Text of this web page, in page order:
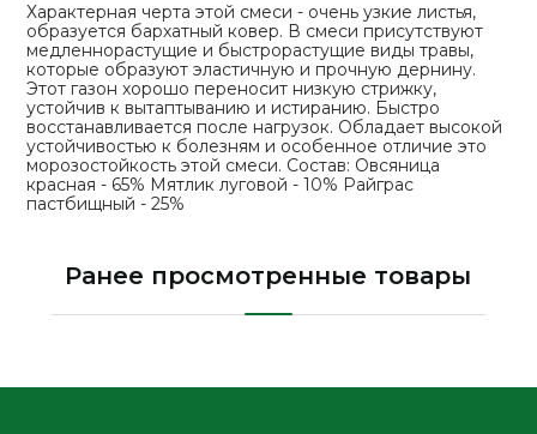
Характерная черта этой смеси - очень узкие листья,
образуется бархатный ковер. В смеси присутствуют
медленнорастущие и быстрорастущие виды травы,
которые образуют эластичную и прочную дернину.
Этот газон хорошо переносит низкую стрижку,
устойчив к вытаптыванию и истиранию. Быстро
восстанавливается после нагрузок. Обладает высокой
устойчивостью к болезням и особенное отличие это
морозостойкость этой смеси. Состав: Овсяница
красная - 65% Мятлик луговой - 10% Райграс
пастбищный - 25%
Ранее просмотренные товары